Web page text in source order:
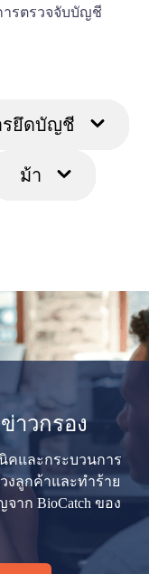
รตรวจจับบัญชี
รยึดบัญชี
ม้า
าวกรอง
คและกระบวนการ
งลูกค้าและทำร้าย
าก BioCatch ของ